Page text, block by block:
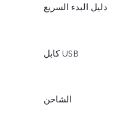
دليل البدء السريع
كابل USB
الشاحن